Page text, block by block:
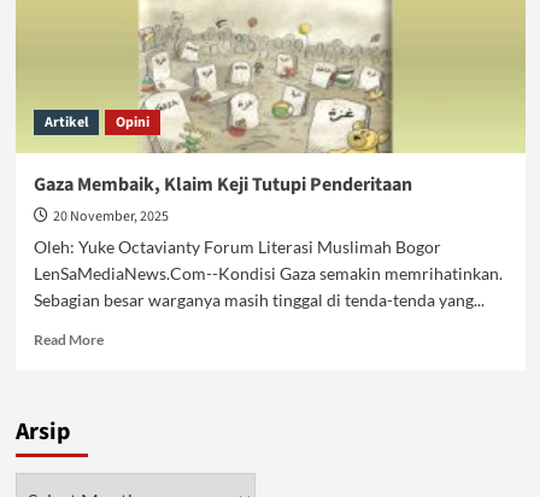
Artikel Opini
Gaza Membaik, Klaim Keji Tutupi Penderitaan
20 November, 2025
Oleh: Yuke Octavianty Forum Literasi Muslimah Bogor
LenSaMediaNews.Com--Kondisi Gaza semakin memrihatinkan.
Sebagian besar warganya masih tinggal di tenda-tenda yang...
Read MoreRead
Keji
Arsip